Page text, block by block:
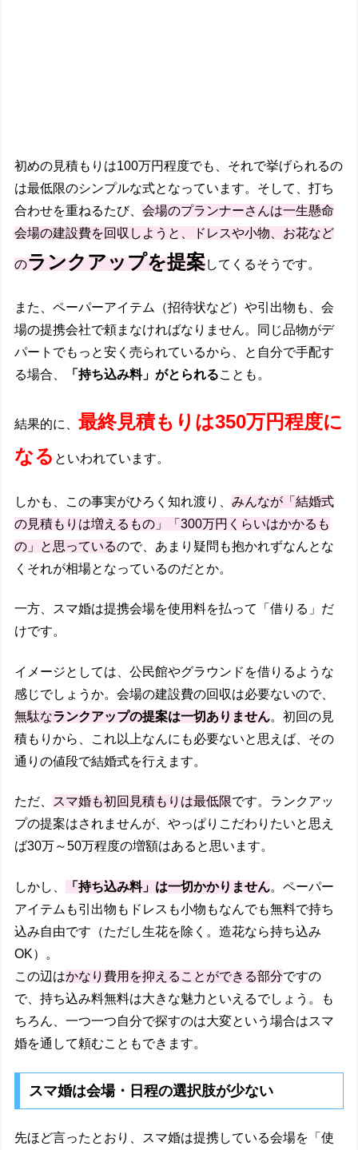
初めの見積もりは100万円程度でも、それで挙げられるの
は最低限のシンプルな式となっています。そして、打ち
合わせを重ねるたび、会場のプランナーさんは一生懸命
会場の建設費を回収しようと、ドレスや小物、お花など
のランクアップを提案してくるそうです。
また、ペーパーアイテム（招待状など）や引出物も、会
場の提携会社で頼まなければなりません。同じ品物がデ
パートでもっと安く売られているから、と自分で手配す
る場合、
「持ち込み料」がとられることも。
結果的に、最終見積もりは350万円程度に
なる といわれています。
しかも、この事実がひろく知れ渡り、みんなが「結婚式
の見積もりは増えるもの」「300万円くらいはかかるも
の」と思っているので、あまり疑問も抱かれずなんとな
くそれが相場となっているのだとか。
一方、スマ婚は提携会場を使用料を払って「借りる」だ
けです。
イメージとしては、公民館やグラウンドを借りるような
感じでしょうか。会場の建設費の回収は必要ないので、
無駄なランクアップの提案は一切ありません。初回の見
積もりから、これ以上なんにも必要ないと思えば、その
通りの値段で結婚式を行えます。
ただ、 スマ婚も初回見積もりは最低限です。ランクアッ
プの提案はされませんが、やっぱりこだわりたいと思え
ば30万～50万程度の増額はあると思います。
しかし、 「持ち込み料」は一切かかりません。ペーパー
アイテムも引出物もドレスも小物もなんでも無料で持ち
込み自由です（ただし生花を除く。造花なら持ち込み
OK）。
この辺はかなり費用を抑えることができる部分ですの
で、持ち込み料無料は大きな魅力 といえるでしょう。も
ちろん、一つ一つ自分で探すのは大変という場合はスマ
婚を通して頼むこともできます。
スマ婚は会場・日程の選択肢が少ない
先ほど言ったとおり、スマ婚は提携している会場を「使